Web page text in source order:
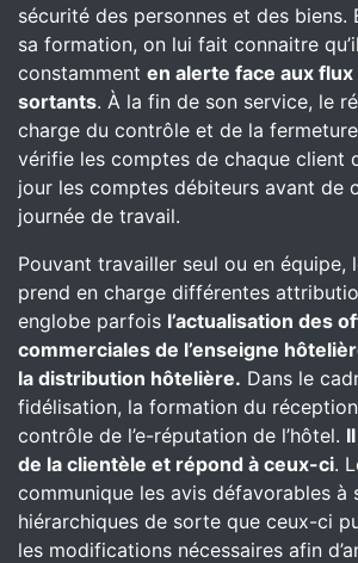
sécurité des personnes et des biens.
sa formation, on lui fait connaitre
constamment en alerte face aux
sortants. À la fin de son service, le
charge du contrôle et de la
vérifie les comptes de chaque client
jour les comptes débiteurs avant de
journée de travail.
Pouvant travailler seul ou en équipe,
prend en charge différentes
englobe parfois l’actualisation des
commerciales de l’enseigne
la distribution hôtelière. Dans le
fidélisation, la formation du
contrôle de l’e-réputation de l’hôtel.
de la clientèle et répond à ceux-ci.
communique les avis défavorables à
hiérarchiques de sorte que ceux-ci
les modifications nécessaires afin